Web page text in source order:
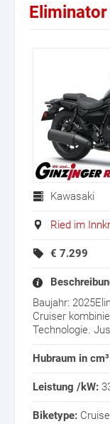
Eliminator
Kawasaki
Ried im
€ 7.299
Baujahr:
Cruiser
Technologie.
Hubraum in
Leistung /kW:
Biketype: